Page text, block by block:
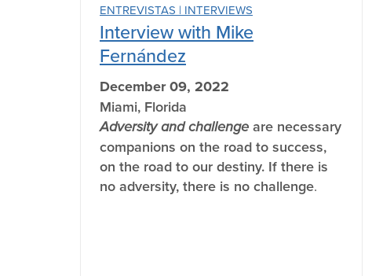
ENTREVISTAS | INTERVIEWS
Interview with Mike
Fernández
December 09, 2022
Miami, Florida
Adversity and challenge are necessary
companions on the road to success,
on the road to our destiny. If there is
no adversity, there is no challenge.